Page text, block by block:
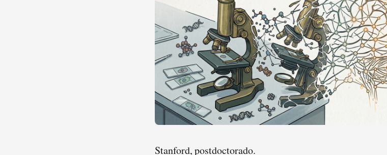
Stanford, postdoctorado.